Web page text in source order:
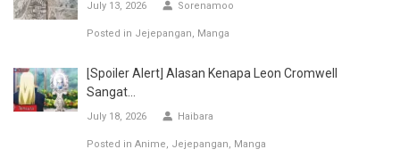
July 13, 2026 Sorenamoo
Posted in Jejepangan Manga
[Spoiler Alert] Alasan Kenapa Leon Cromwell
Sangat...
July 18, 2026 Haibara
Posted in Anime Jejepangan Manga